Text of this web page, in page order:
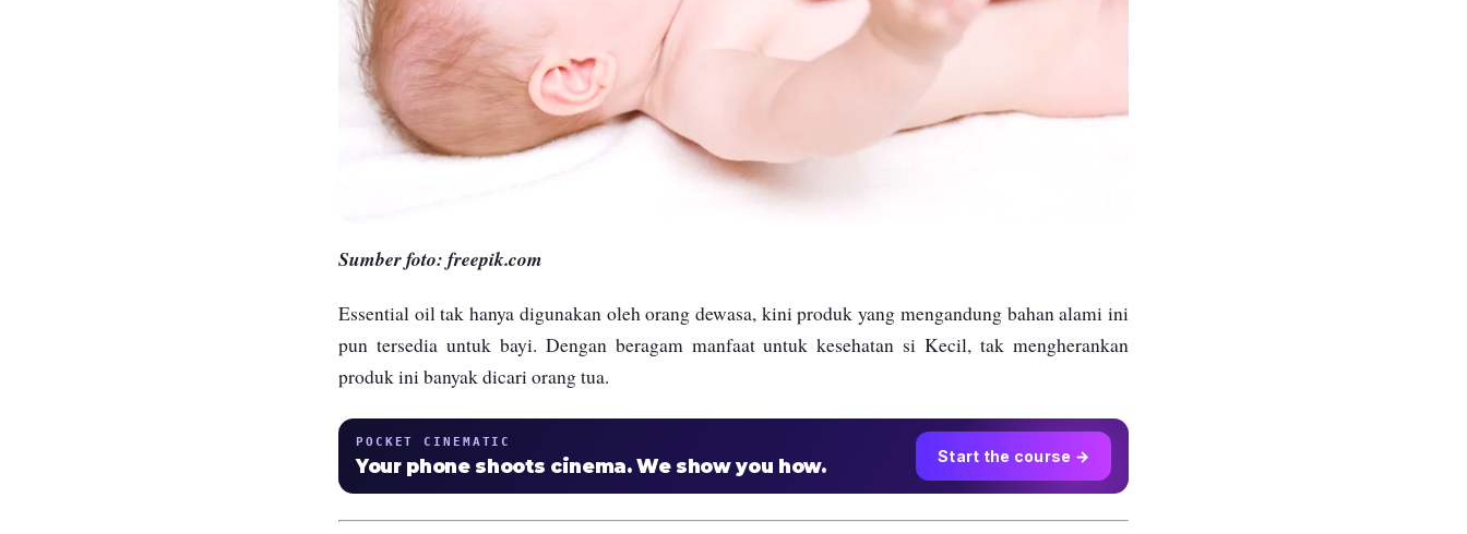
Sumber foto: freepik.com
Essential oil tak hanya digunakan oleh orang dewasa, kini produk yang mengandung bahan alami ini
pun tersedia untuk bayi. Dengan beragam manfaat untuk kesehatan si Kecil, tak mengherankan
produk ini banyak dicari orang tua.
POCKET CINEMATIC
Your phone shoots cinema. We show you how. Start the course →